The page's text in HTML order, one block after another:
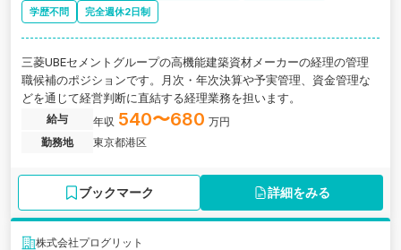
学歴不問
完全週休2日制
三菱UBEセメントグループの高機能建築資材メーカーの経理の管理
職候補のポジションです。月次・年次決算や予実管理、資金管理な
どを通じて経営判断に直結する経理業務を担います。
給与 年収 540〜680 万円
勤務地
東京都港区
ブックマーク 詳細をみる
株式会社プログリット